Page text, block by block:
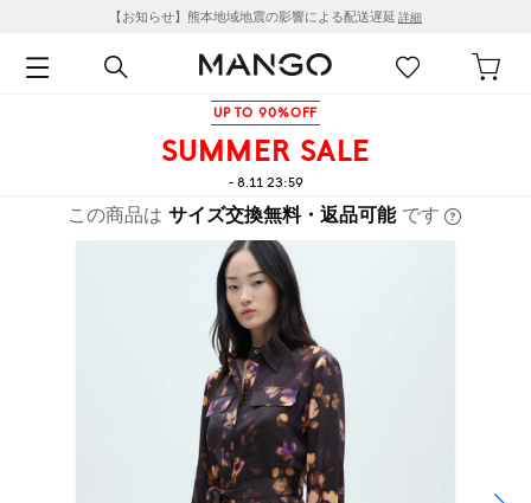
【お知らせ】熊本地域地震の影響による配送遅延 詳細
UP TO 90%OFF
SUMMER SALE
- 8.11 23:59
この商品は サイズ交換無料・返品可能 です